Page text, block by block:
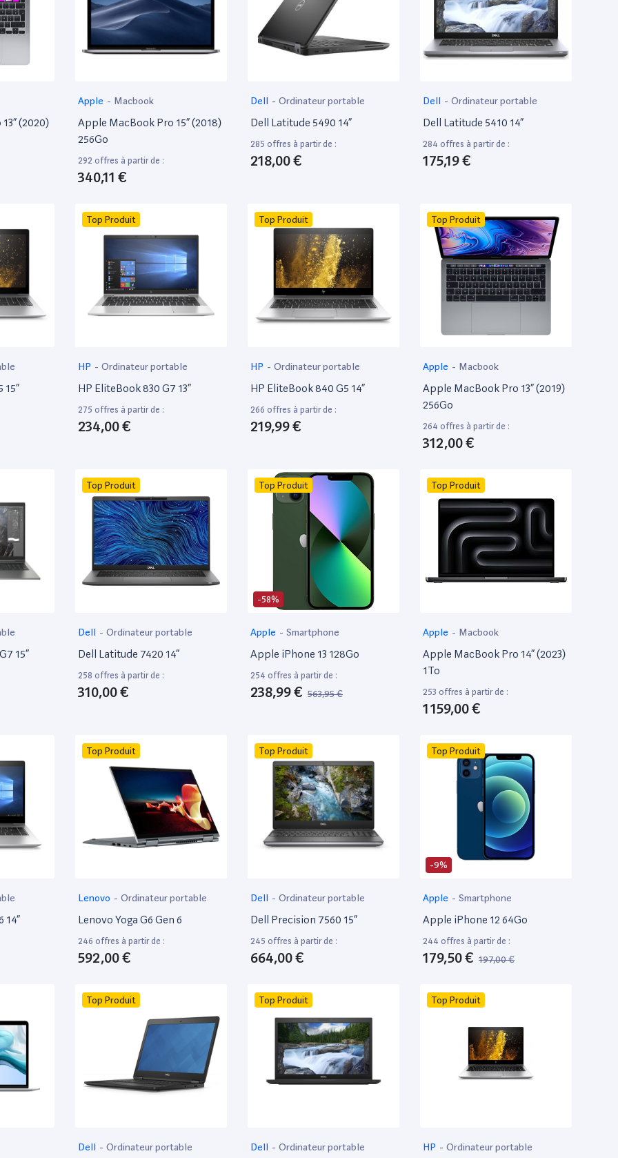
(2020)
Apple - Macbook
Apple MacBook Pro 15” (2018)
256Go
292 offres à partir de :
340,11 €
Dell - Ordinateur portable
Dell Latitude 5490 14”
285 offres à partir de :
218,00 €
Dell - Ordinateur portable
Dell Latitude 5410 14”
284 offres à partir de :
175,19 €
15”
Top Produit
HP - Ordinateur portable
HP EliteBook 830 G7 13”
275 offres à partir de :
234,00 €
Top Produit
HP - Ordinateur portable
HP EliteBook 840 G5 14”
266 offres à partir de :
219,99 €
Top Produit
Apple - Macbook
Apple MacBook Pro 13” (2019)
256Go
264 offres à partir de :
312,00 €
15”
Top Produit
Dell - Ordinateur portable
Dell Latitude 7420 14”
258 offres à partir de :
310,00 €
-58%
Top Produit
Apple - Smartphone
Apple iPhone 13 128Go
254 offres à partir de :
238,99 € 563,95 €
Top Produit
Apple - Macbook
Apple MacBook Pro 14” (2023)
1To
253 offres à partir de :
1 159,00 €
14”
Top Produit
Lenovo - Ordinateur portable
Lenovo Yoga G6 Gen 6
246 offres à partir de :
592,00 €
Top Produit
Dell - Ordinateur portable
Dell Precision 7560 15”
245 offres à partir de :
664,00 €
-9%
Top Produit
Apple - Smartphone
Apple iPhone 12 64Go
244 offres à partir de :
179,50 € 197,00 €
Top Produit
Dell - Ordinateur portable
Top Produit
Dell - Ordinateur portable
Top Produit
HP - Ordinateur portable